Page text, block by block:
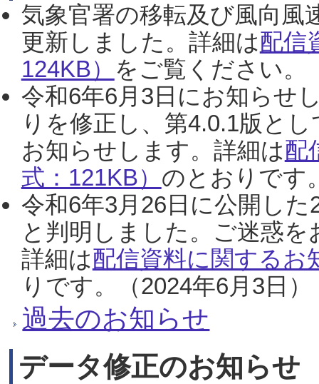
気象官署の移転及び風向風
更新しました。詳細は配信
124KB） をご覧ください。
令和6年6月3日にお知らせ
りを修正し、第4.0.1版と
お知らせします。詳細は配
式：121KB） のとおりです
令和6年3月26日に公開し
と判明しました。ご迷惑
詳細は配信資料に関するお
りです。（2024年6月3日）
過去のお知らせ
データ修正のお知らせ